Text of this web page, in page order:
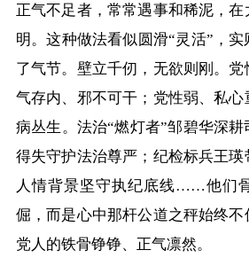
正气不足者，常常遇事和稀泥，
明。这种做法看似圆滑“灵活”，
了气节。壁立千仞，无欲则刚。
气存内、邪不可干；党性弱、私
病丛生。法治“燃灯者”邹碧华深耕
得失守护法治尊严；纪检标兵王
人情背景坚守执纪底线……他们
倔，而是心中那杆公道之秤始终
党人的铁骨铮铮、正气凛然。